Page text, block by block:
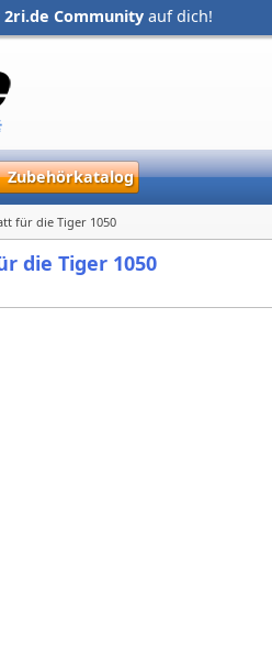
2ri.de Community auf dich!
Zubehörkatalog
für die Tiger 1050
die Tiger 1050